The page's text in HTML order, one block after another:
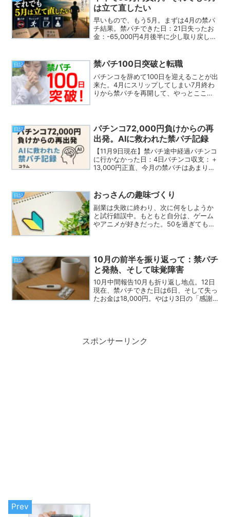
は立て直したい
早いもので、もう5月。まずは4月の禁パ
チ結果。禁パチできた日：21日失ったお
金：-65,000円4月後半に少し取り戻した
け額は、とうとう50万円を超えた。改め
て考えると...
日記 禁パチ100日突破と転職
パチンコを辞めて100日を迎えることが出
来た。4月にスリップしてしまい7月終わ
りから禁パチを再開して、やっとここま
分欲求を制御出来て...
日記
パチンコ72,000円負けからの再
出発。AIに救われた禁パチ記録
【11月9日現在】禁パチ途中経過パチンコ
に行かなかった日：4日パチンコ収支：＋
13,000円正直、今月の禁パチはあまりう
「どうしよう…」と思いました。その
後...
日記 おっさんの趣味づくり
副業は失敗に終わり、次に何をしようか
と試行錯誤中。もともと自分は、ゲーム
やアニメが好きだった。50を過ぎてもそ
った件】の３期、【葬送...
日記
10月の前半を振り返って：禁パチ
と発熱、そして味覚障害
10月中間報告10月も折り返し地点。12日
現在、禁パチできた日は6日、そして失っ
たお金は18,000円。やはり3日の「感謝
スポンサーリンク